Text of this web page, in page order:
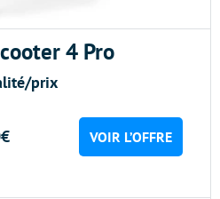
4 Pro
prix
VOIR L’OFFRE